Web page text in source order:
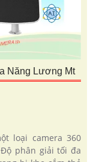
Năng Lương Mt
loại camera 360
phân giải tối đa